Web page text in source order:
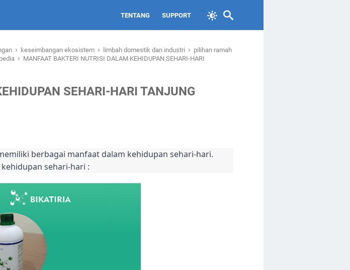
TENTANG SUPPORT
› keseimbangan ekosistem › limbah domestik dan industri › pilihan ramah
› MANFAAT BAKTERI NUTRISI DALAM KEHIDUPAN SEHARI-HARI
SEHARI-HARI TANJUNG
berbagai manfaat dalam kehidupan sehari-hari.
sehari-hari :